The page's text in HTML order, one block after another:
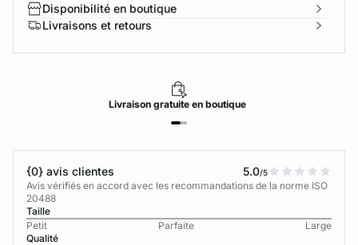
Disponibilité en boutique
Livraisons et retours
Livraisongratuiteen boutique
{0} avis clientes 5.0/5
Avis vérifiés en accord avec les recommandations de la norme ISO
20488
Taille
Petit
Parfaite
Large
Qualité